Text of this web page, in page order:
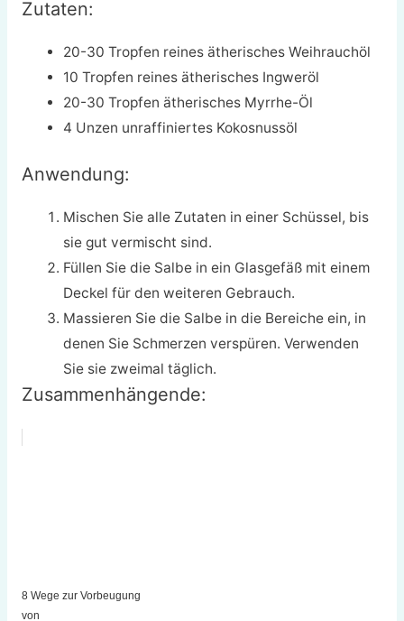
Zutaten:
20-30 Tropfen reines ätherisches Weihrauchöl
10 Tropfen reines ätherisches Ingweröl
20-30 Tropfen ätherisches Myrrhe-Öl
4 Unzen unraffiniertes Kokosnussöl
Anwendung:
Mischen Sie alle Zutaten in einer Schüssel, bis
sie gut vermischt sind.
Füllen Sie die Salbe in ein Glasgefäß mit einem
Deckel für den weiteren Gebrauch.
Massieren Sie die Salbe in die Bereiche ein, in
denen Sie Schmerzen verspüren. Verwenden
Sie sie zweimal täglich.
Zusammenhängende:
8 Wege zur Vorbeugung
von